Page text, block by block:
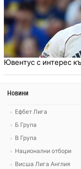
Ювентус с интерес
Новини
Ефбет Лига
Б Група
В Група
Национални отбори
Висша Лига Англия